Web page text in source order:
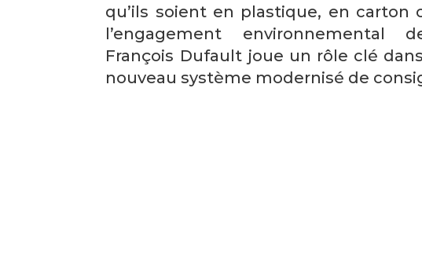
qu’ils soient en plastique, en carton
l’engagement environnemental
François Dufault joue un rôle clé
nouveau système modernisé de